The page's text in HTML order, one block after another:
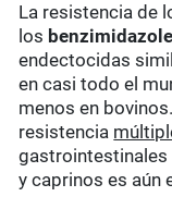
La resistencia de
los
endectocidas
en casi todo el
menos en
resistencia
gastrointestinales
y caprinos es aún